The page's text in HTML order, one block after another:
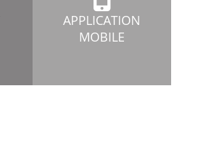
APPLICATION
MOBILE